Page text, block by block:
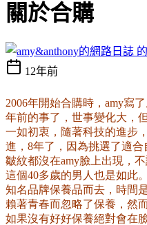
關於合購
12年前
2006年開始合購時，amy寫
年前的事了，世事變化大，
一如初衷，隨著科技的進步
進，8年了，因為挑選了適
皺紋都沒在amy臉上出現，
這個40多歲的男人也是如此
知名品牌保養品而去，時間
賴著青春而忽略了保養，然
如果沒有好好保養絕對會在